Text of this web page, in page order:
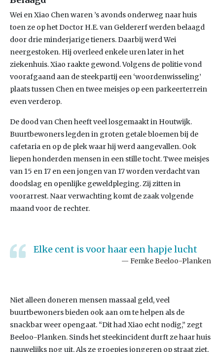
Wei en Xiao Chen waren ’s avonds onderweg naar huis
toen ze op het Doctor H.E. van Geldererf werden belaagd
door drie minderjarige tieners. Daarbij werd Wei
neergestoken. Hij overleed enkele uren later in het
ziekenhuis. Xiao raakte gewond. Volgens de politie vond
voorafgaand aan de steekpartij een ‘woordenwisseling’
plaats tussen Chen en twee meisjes op een parkeerterrein
even verderop.
De dood van Chen heeft veel losgemaakt in Houtwijk.
Buurtbewoners legden in groten getale bloemen bij de
cafetaria en op de plek waar hij werd aangevallen. Ook
liepen honderden mensen in een stille tocht. Twee meisjes
van 15 en 17 en een jongen van 17 worden verdacht van
doodslag en openlijke geweldpleging. Zij zitten in
voorarrest. Naar verwachting komt de zaak volgende
maand voor de rechter.
Elke cent is voor haar een hapje lucht
Femke Beeloo-Planken
Niet alleen doneren mensen massaal geld, veel
buurtbewoners bieden ook aan om te helpen als de
snackbar weer opengaat. “Dit had Xiao echt nodig,” zegt
Beeloo-Planken. Sinds het steekincident durft ze haar huis
nauwelijks nog uit. Als ze groepjes jongeren op straat ziet,